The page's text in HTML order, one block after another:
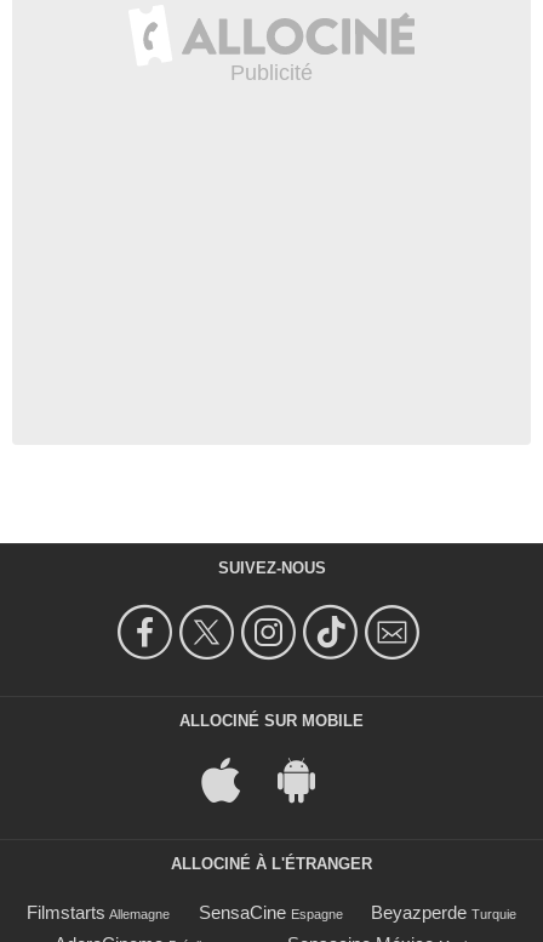
SUIVEZ-NOUS
ALLOCINÉ SUR MOBILE
ALLOCINÉ À L'ÉTRANGER
Filmstarts Allemagne SensaCine Espagne Beyazperde Turquie